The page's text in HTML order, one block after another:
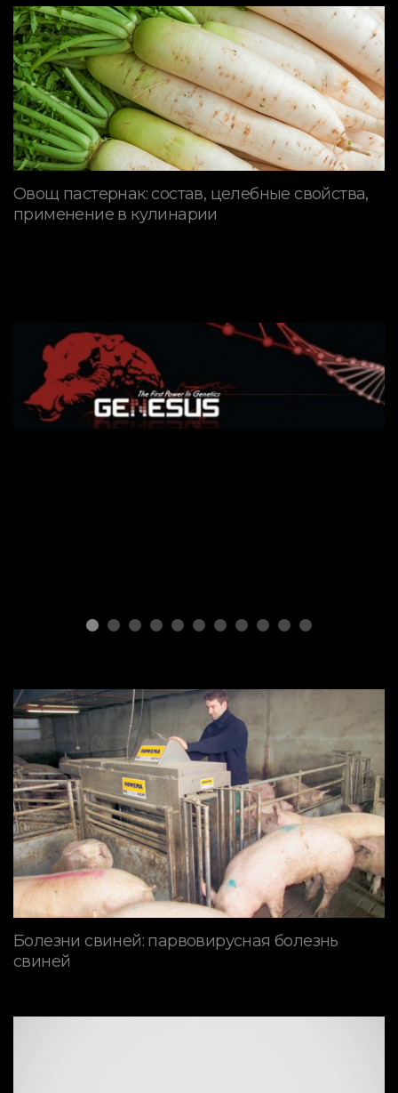
Овощ пастернак: состав, целебные свойства,
применение в кулинарии
Генетическая программа
GENESUS
Болезни свиней: парвовирусная болезнь
свиней